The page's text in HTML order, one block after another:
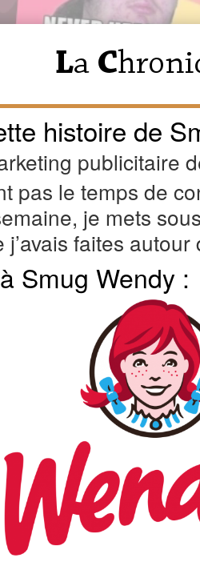
histoire de
publicitaire
pas le temps de
je mets
j’avais faites
Smug Wendy :